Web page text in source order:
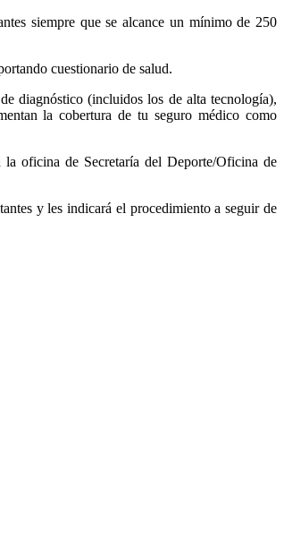
siempre que se alcance un mínimo de 250
cuestionario de salud.
diagnóstico (incluidos los de alta tecnología),
la cobertura de tu seguro médico como
oficina de Secretaría del Deporte/Oficina de
y les indicará el procedimiento a seguir de